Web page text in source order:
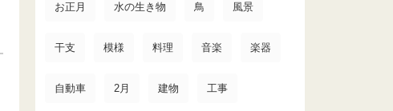
お正月 水の生き物 鳥 風景
干支 模様 料理 音楽 楽器
自動車 2月 建物 工事